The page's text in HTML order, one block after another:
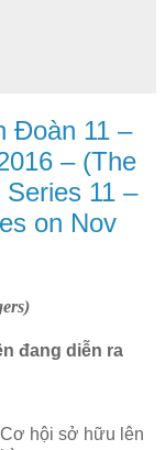
Đoàn 11 –
– (The
11 –
on Nov
đang diễn ra
hội sở hữu lên